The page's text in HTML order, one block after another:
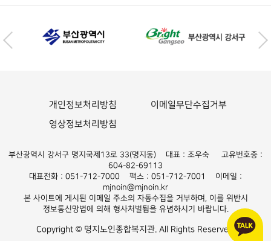
개인정보처리방침
이메일무단수집거부
영상정보처리방침
부산광역시 강서구 명지국제13로 33(명지동) 대표 : 조우숙 고유번호증 :
604-82-69113
대표전화 : 051-712-7000 팩스 : 051-712-7001 이메일 :
mjnoin@mjnoin.kr
본 사이트에 게시된 이메일 주소의 자동수집을 거부하며, 이를 위반시
정보통신망법에 의해 형사처벌됨을 유념하시기 바랍니다.
Copyright © 명지노인종합복지관. All Rights Reserved.